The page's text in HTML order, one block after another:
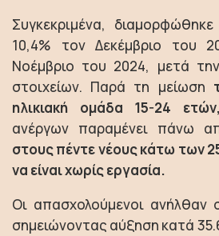
Συγκεκριμένα,
10,4% τον Δεκέμβριο του
Νοέμβριο του 2024, μετά
στοιχείων. Παρά τη μείωση
ηλικιακή ομάδα 15-24 ετών,
ανέργων παραμένει πάνω
στους πέντε νέους κάτω των
να είναι χωρίς εργασία.
Οι απασχολούμενοι ανήλθαν
σημειώνοντας αύξηση κατά